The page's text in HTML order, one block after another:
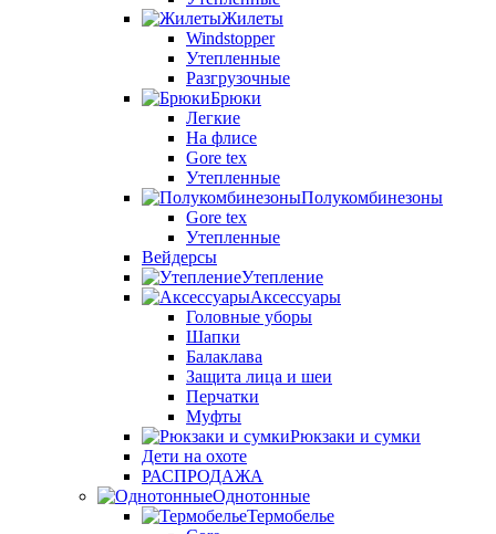
Жилеты
Windstopper
Утепленные
Разгрузочные
Брюки
Легкие
На флисе
Gore tex
Утепленные
Полукомбинезоны
Gore tex
Утепленные
Вейдерсы
Утепление
Аксессуары
Головные уборы
Шапки
Балаклава
Защита лица и шеи
Перчатки
Муфты
Рюкзаки и сумки
Дети на охоте
РАСПРОДАЖА
Однотонные
Термобелье